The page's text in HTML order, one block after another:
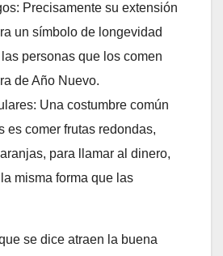
Precisamente su extensión
un símbolo de longevidad
personas que los comen
de Año Nuevo.
Una costumbre común
es comer frutas redondas,
para llamar al dinero,
misma forma que las
se dice atraen la buena